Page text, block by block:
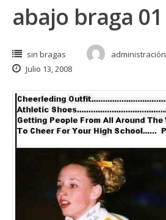
abajo braga 01
sin bragas
administración
Julio 13, 2008